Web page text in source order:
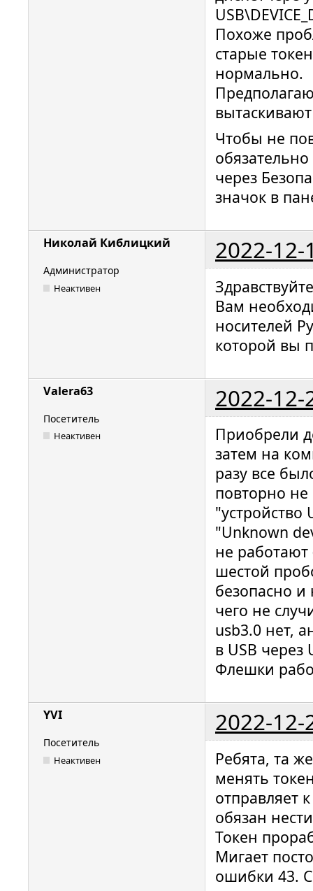
Похоже
старые
нормально.
Чтобы не
через
значок в
Николай Киблицкий 2022-12-
Администратор
Неактивен
Вам
носителей
которой вы
Valera63 2022-12-
Посетитель
Неактивен
Приобрели
затем на
разу все
повторно не
"устройство
"Unknown
не
шестой
безопасно и
чего не
usb3.0 нет,
в USB
Флешки
YVI 2022-12-
Посетитель
Неактивен
Ребята, та
менять
отправляет
обязан
Токен
Мигает
ошибки 43.